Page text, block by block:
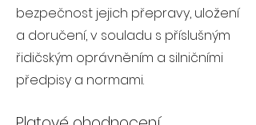
bezpečnost jejich přepravy, uložení
a doručení, v souladu s příslušným
řidičským oprávněním a silničními
předpisy a normami.